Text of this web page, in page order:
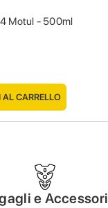
Motul - 500ml
AL CARRELLO
e Accessori